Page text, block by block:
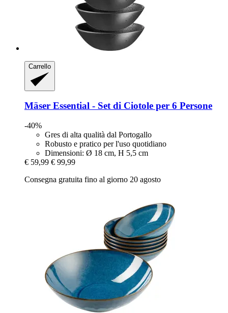
Carrello
Mäser Essential -​ Set di Ciotole per 6 Persone
-40%
Gres di alta qualità dal Portogallo
Robusto e pratico per l'uso quotidiano
Dimensioni: Ø 18 cm, H 5,5 cm
€ 59,99 € 99,99
Consegna gratuita fino al giorno 20 agosto